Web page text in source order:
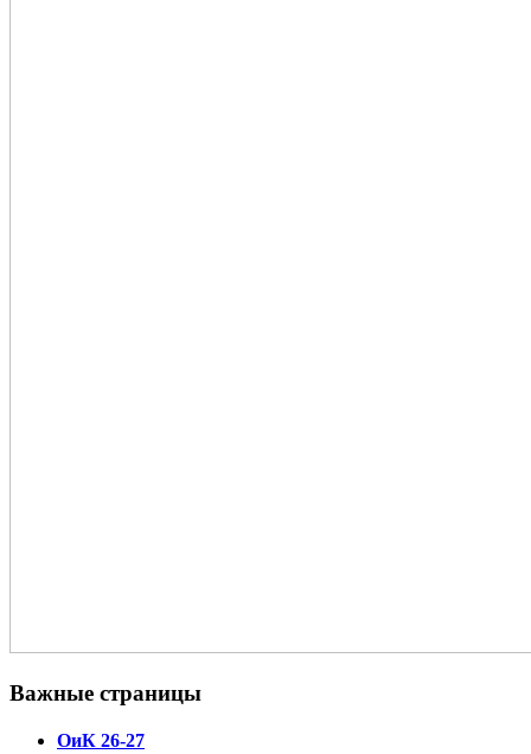
Важные страницы
ОиК 26-27